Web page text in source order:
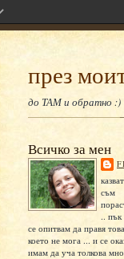
през
до ТАМ и обратно :)
Всичко за мен
FI
съм
.. пък
се опитвам да правя
което не мога ... и се
имам да уча толкова